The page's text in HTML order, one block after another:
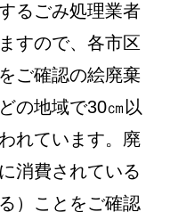
るごみ処理業者
すので、各市区
ご確認の絵廃棄
の地域で30㎝以
れています。廃
消費されている
）ことをご確認